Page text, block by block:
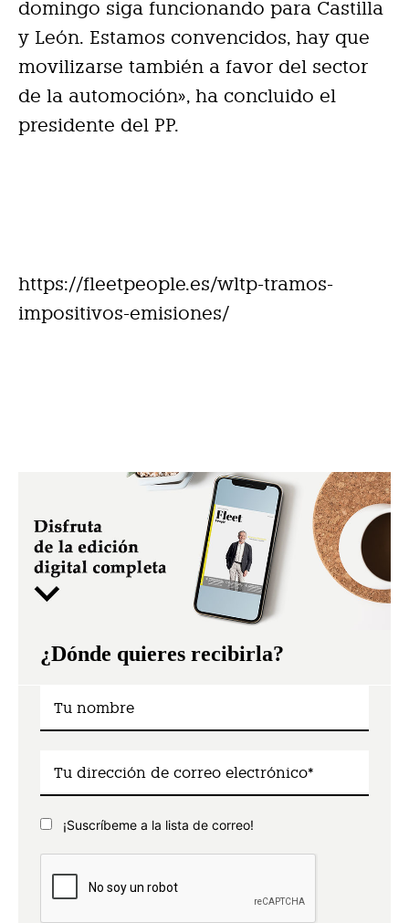
domingo siga funcionando para Castilla
y León. Estamos convencidos, hay que
movilizarse también a favor del sector
de la automoción», ha concluido el
presidente del PP.
https://fleetpeople.es/wltp-tramos-
impositivos-emisiones/
¿Dónde quieres recibirla?
¡Suscríbeme a la lista de correo!